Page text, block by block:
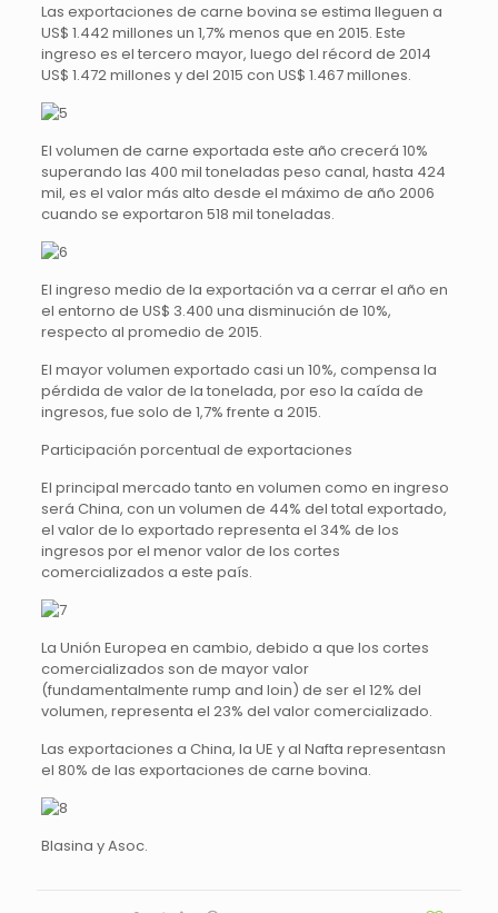
Las exportaciones de carne bovina se estima lleguen a
US$ 1.442 millones un 1,7% menos que en 2015. Este
ingreso es el tercero mayor, luego del récord de 2014
US$ 1.472 millones y del 2015 con US$ 1.467 millones.
El volumen de carne exportada este año crecerá 10%
superando las 400 mil toneladas peso canal, hasta 424
mil, es el valor más alto desde el máximo de año 2006
cuando se exportaron 518 mil toneladas.
El ingreso medio de la exportación va a cerrar el año en
el entorno de US$ 3.400 una disminución de 10%,
respecto al promedio de 2015.
El mayor volumen exportado casi un 10%, compensa la
pérdida de valor de la tonelada, por eso la caída de
ingresos, fue solo de 1,7% frente a 2015.
Participación porcentual de exportaciones
El principal mercado tanto en volumen como en ingreso
será China, con un volumen de 44% del total exportado,
el valor de lo exportado representa el 34% de los
ingresos por el menor valor de los cortes
comercializados a este país.
La Unión Europea en cambio, debido a que los cortes
comercializados son de mayor valor
(fundamentalmente rump and loin) de ser el 12% del
volumen, representa el 23% del valor comercializado.
Las exportaciones a China, la UE y al Nafta representasn
el 80% de las exportaciones de carne bovina.
Blasina y Asoc.